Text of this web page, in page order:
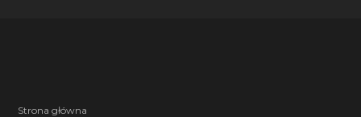
Strona główna